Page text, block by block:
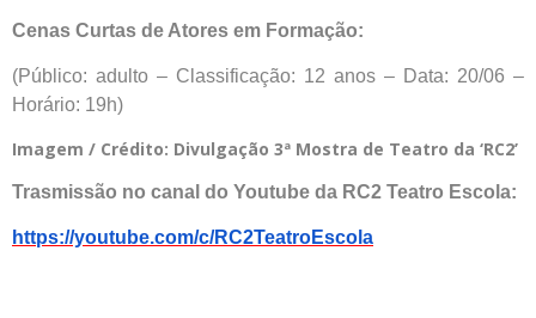
Cenas Curtas de Atores em Formação:
(Público: adulto – Classificação: 12 anos – Data: 20/06 –
Horário: 19h)
Imagem / Crédito: Divulgação 3ª Mostra de Teatro da ‘RC2’
Trasmissão no canal do Youtube da RC2 Teatro Escola:
https://youtube.com/c/RC2TeatroEscola